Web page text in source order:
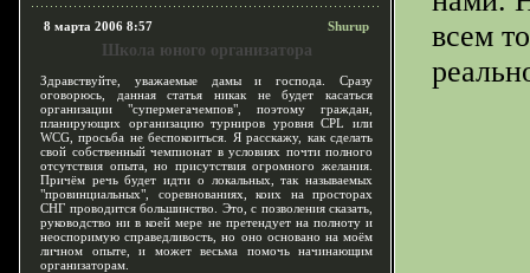
8 марта 2006 8:57 Shurup
Школа юного организатора
Здравствуйте, уважаемые дамы и господа. Сразу
оговорюсь, данная статья никак не будет касаться
организации "супермегачемпов", поэтому граждан,
планирующих организацию турниров уровня CPL или
WCG, просьба не беспокоиться. Я расскажу, как сделать
свой собственный чемпионат в условиях почти полного
отсутствия опыта, но присутствия огромного желания.
Причём речь будет идти о локальных, так называемых
"провинциальных", соревнованиях, коих на просторах
СНГ проводится большинство. Это, с позволения сказать,
руководство ни в коей мере не претендует на полноту и
неоспоримую справедливость, но оно основано на моём
личном опыте, и может весьма помочь начинающим
организаторам.
всем